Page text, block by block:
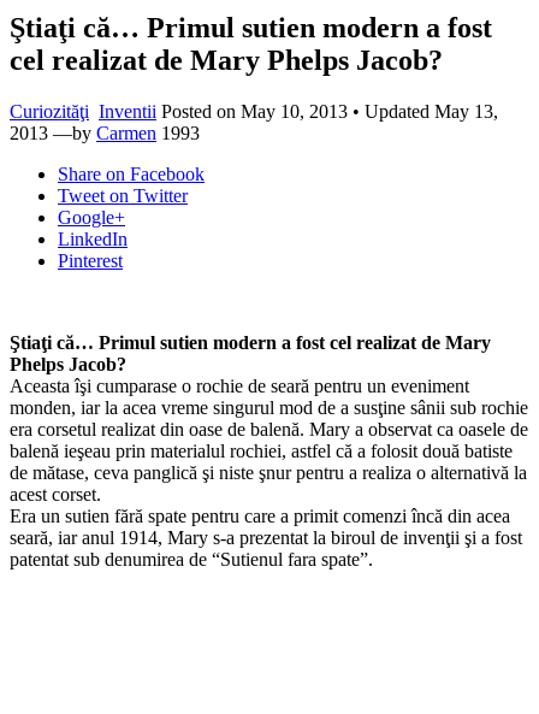
Ştiaţi că… Primul sutien modern a fost
cel realizat de Mary Phelps Jacob?
Curiozităţi Inventii Posted on May 10, 2013 • Updated May 13,
2013 —by Carmen 1993
Share on Facebook
Tweet on Twitter
Google+
LinkedIn
Pinterest
Ştiaţi că… Primul sutien modern a fost cel realizat de Mary
Phelps Jacob?
Aceasta îşi cumparase o rochie de seară pentru un eveniment
monden, iar la acea vreme singurul mod de a susţine sânii sub rochie
era corsetul realizat din oase de balenă. Mary a observat ca oasele de
balenă ieşeau prin materialul rochiei, astfel că a folosit două batiste
de mătase, ceva panglică şi niste şnur pentru a realiza o alternativă la
acest corset.
Era un sutien fără spate pentru care a primit comenzi încă din acea
seară, iar anul 1914, Mary s-a prezentat la biroul de invenţii şi a fost
patentat sub denumirea de “Sutienul fara spate”.